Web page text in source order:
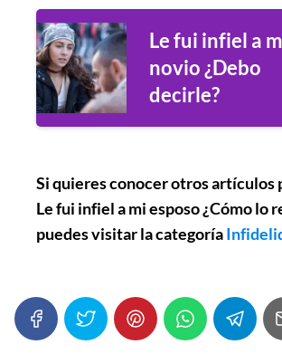
Le fui infiel a
novio ¿Debo
decirle?
Si quieres conocer otros artículos
Le fui infiel a mi esposo ¿Cómo lo
puedes visitar la categoría